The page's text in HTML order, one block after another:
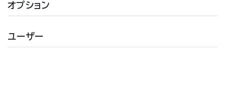
オプション
ユーザー